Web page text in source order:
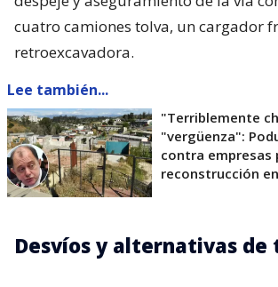
cuatro camiones tolva, un cargador
retroexcavadora.
Lee también...
"Terriblemente
"vergüenza":
contra empresas
reconstrucción
Desvíos y alternativas